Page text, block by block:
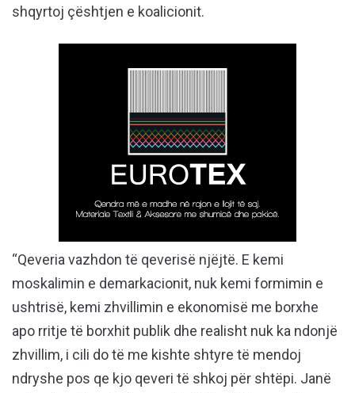
shqyrtoj çështjen e koalicionit.
“Qeveria vazhdon të qeverisë njëjtë. E kemi
moskalimin e demarkacionit, nuk kemi formimin e
ushtrisë, kemi zhvillimin e ekonomisë me borxhe
apo rritje të borxhit publik dhe realisht nuk ka ndonjë
zhvillim, i cili do të me kishte shtyre të mendoj
ndryshe pos qe kjo qeveri të shkoj për shtëpi. Janë